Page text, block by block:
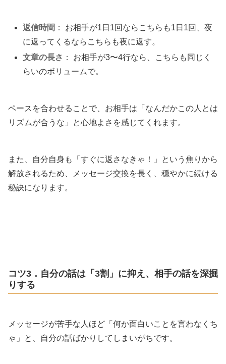
返信時間 ： お相手が1日1回ならこちらも1日1回、夜
に返ってくるならこちらも夜に返す。
文章の長さ ： お相手が3〜4行なら、こちらも同じく
らいのボリュームで。
ペースを合わせることで、お相手は「なんだかこの人とは
リズムが合うな」と心地よさを感じてくれます。
また、自分自身も「すぐに返さなきゃ！」という焦りから
解放されるため、メッセージ交換を長く、穏やかに続ける
秘訣になります。
コツ3．自分の話は「3割」に抑え、相手の話を深掘
りする
メッセージが苦手な人ほど「何か面白いことを言わなくち
ゃ」と、自分の話ばかりしてしまいがちです。